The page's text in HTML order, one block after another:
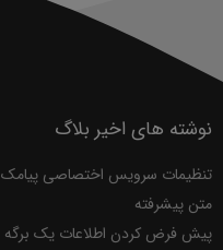
نوشته های اخیر بلاگ
تنظیمات سرویس اختصاصی پیامک
متن پیشرفته
پیش فرض کردن اطلاعات یک برگه